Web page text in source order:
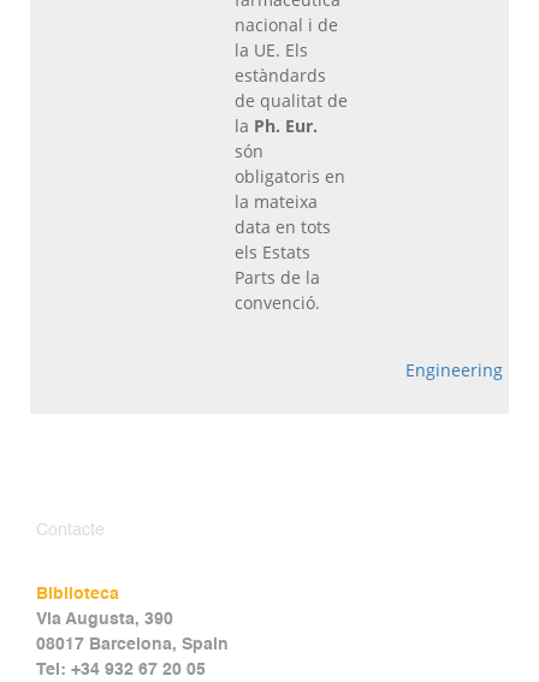
nacional i de
la UE. Els
estàndards
de qualitat de
la Ph. Eur.
són
obligatoris en
la mateixa
data en tots
els Estats
Parts de la
convenció.
Engineering
Contacte
Biblioteca
Via Augusta, 390
08017 Barcelona, Spain
Tel: +34 932 67 20 05